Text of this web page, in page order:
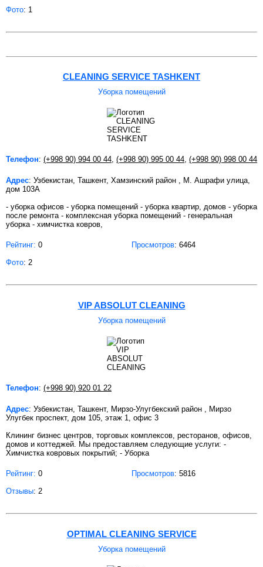
Фото: 1
CLEANING SERVICE TASHKENT
Уборка помещений
Телефон: (+998 90) 994 00 44 (+998 90) 995 00 44 (+998 90) 998 00 44
Адрес: Узбекистан, Ташкент, Хамзинский район , М. Ашрафи улица,
дом 103А
- уборка офисов - уборка помещений - уборка квартир, домов - уборка
после ремонта - комплексная уборка помещений - генеральная
уборка - химчистка ковров,
Рейтинг: 0 Просмотров: 6464
Фото: 2
VIP ABSOLUT CLEANING
Уборка помещений
Телефон: (+998 90) 920 01 22
Адрес: Узбекистан, Ташкент, Мирзо-Улугбекский район , Мирзо
Улугбек проспект, дом 105, этаж 1, офис 3
Клининг бизнес центров, торговых комплексов, ресторанов, офисов,
домов и коттеджей. Мы предоставляем следующие услуги: -
Химчистка ковровых покрытий; - Уборка
Рейтинг: 0 Просмотров: 5816
Отзывы: 2
OPTIMAL CLEANING SERVICE
Уборка помещений